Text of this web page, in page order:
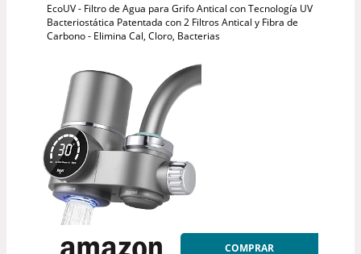
EcoUV - Filtro de Agua para Grifo Antical con Tecnología UV
Bacteriostática Patentada con 2 Filtros Antical y Fibra de
Carbono - Elimina Cal, Cloro, Bacterias
COMPRAR